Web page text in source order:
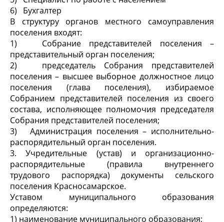
6)
Бухгалтер
В структуру органов местного самоуправления
поселения входят:
1)
Собрание представителей поселения –
представительный орган поселения;
2)
председатель Собрания представителей
поселения – высшее выборное должностное лицо
поселения (глава поселения), избираемое
Собранием представителей поселения из своего
состава, исполняющее полномочия председателя
Собрания представителей поселения;
3)
Администрация поселения – исполнительно-
распорядительный орган поселения.
3.
Учредительные (устав) и организационно-
распорядительные (правила внутреннего
трудового распорядка) документы сельского
поселения Красносамарское.
Уставом муниципального образования
определяются:
1) наименование муниципального образования;